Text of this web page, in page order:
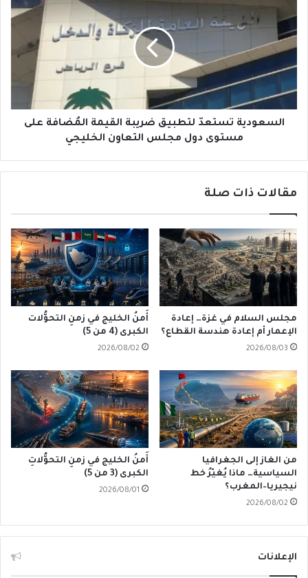
تستعدّ
لتطبيق
ضريبة
القيمة
المُضافة
مستوى
دول
مجلس
السعودية تستعدّ لتطبيق ضريبة القيمة المُضافة على
مستوى دول مجلس التعاون الخليجي
مقالات ذات صلة
مجلس السلام في غزة… إعادة
الإعمار أم إعادة هندسة القطاع؟
2026/08/03
أَمنُ الخليج في زمنِ التحوُّلات
الكبرى (4 من 5)
2026/08/02
من الغاز إلى الجغرافيا
السياسية… ماذا يُغيّرُ خط
نيجيريا–المغرب؟
2026/08/02
أَمنُ الخليج في زمنِ التحوُّلاتِ
الكبرى (3 من 5)
2026/08/01
الإعلانات